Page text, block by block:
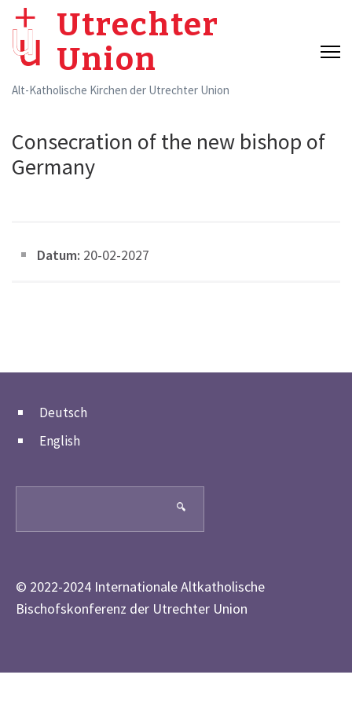
content
Enter)
Utrechter
Union
Alt-Katholische Kirchen der Utrechter Union
Consecration of the new bishop of
Germany
Datum: 20-02-2027
Deutsch
English
🔍
© 2022-2024 Internationale Altkatholische
Bischofskonferenz der Utrechter Union